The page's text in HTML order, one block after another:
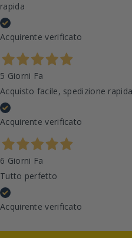
rapida
Acquirente verificato
5 Giorni Fa
Acquisto facile, spedizione
Acquirente verificato
6 Giorni Fa
Tutto perfetto
Acquirente verificato